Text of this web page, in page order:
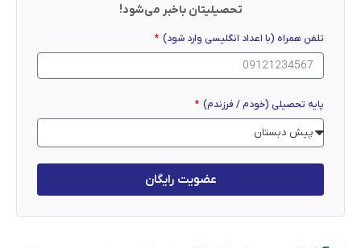
تحصیلیتان باخبر می‌شود!
تلفن همراه (با اعداد انگلیسی وارد شود)
پایه تحصیلی (خودم / فرزندم)
عضویت رایگان